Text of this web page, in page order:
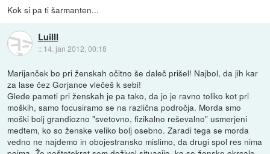
Kok si pa ti šarmanten...
LuiIII
:: 14. jan 2012, 00:18
Marijanček bo pri ženskah očitno še daleč prišel! Najbol, da jih kar
za lase čez Gorjance vlečeš k sebi!
Glede pameti pri ženskah je pa tako, da jo je ravno toliko kot pri
moških, samo focusiramo se na različna področja. Morda smo
moški bolj grandiozno "svetovno, fizikalno reševalno" usmerjeni
medtem, ko so ženske veliko bolj osebno. Zaradi tega se morda
vedno ne najdemo in obojestransko mislimo, da drugi spol res nima